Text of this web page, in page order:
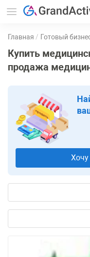
Главная Готовый
Купить
продажа
Хочу